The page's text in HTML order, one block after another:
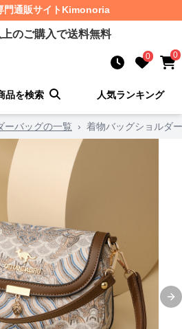
門通販サイト Kimonoria
のご購入で送料無料
0 0
品を検索 人気ランキング
ーバッグの一覧 › 着物バッグショルダ